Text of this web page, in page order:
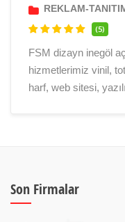
REKLAM-
(5)
FSM dizayn inegöl
hizmetlerimiz vinil,
harf, web sitesi,
Son Firmalar